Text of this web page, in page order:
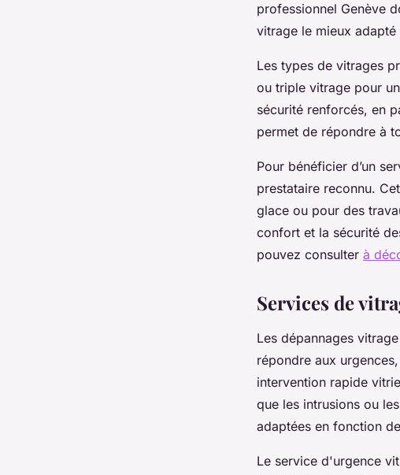
professionnel Genève
vitrage le mieux
Les types de vitrages
ou triple vitrage pour
sécurité renforcés, en
permet de répondre à
Pour bénéficier d’un
prestataire reconnu.
glace ou pour des
confort et la sécurité
pouvez consulter à
Services de
Les dépannages
répondre aux
intervention rapide
que les intrusions ou
adaptées en fonction
Le service d'urgence